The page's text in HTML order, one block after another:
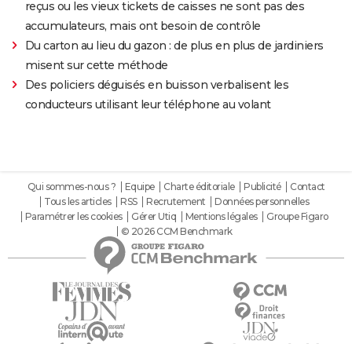
reçus ou les vieux tickets de caisses ne sont pas des
accumulateurs, mais ont besoin de contrôle
Du carton au lieu du gazon : de plus en plus de jardiniers
misent sur cette méthode
Des policiers déguisés en buisson verbalisent les
conducteurs utilisant leur téléphone au volant
Qui sommes-nous ? Equipe Charte éditoriale Publicité
Contact
Tous les articles
RSS Recrutement
Données personnelles
Paramétrer les cookies
Gérer Utiq Mentions légales
Groupe Figaro
© 2026 CCM Benchmark